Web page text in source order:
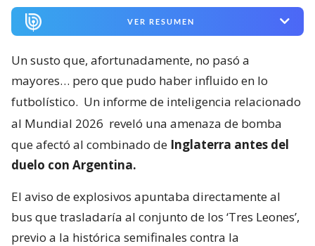
VER RESUMEN
Un susto que, afortunadamente, no pasó a
mayores… pero que pudo haber influido en lo
futbolístico. Un informe de inteligencia relacionado
al Mundial 2026 reveló una amenaza de bomba
que afectó al combinado de Inglaterra antes del
duelo con Argentina.
El aviso de explosivos apuntaba directamente al
bus que trasladaría al conjunto de los ‘Tres Leones’,
previo a la histórica semifinales contra la